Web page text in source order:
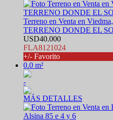
Terreno en Venta en
TERRENO DONDE EL
USD40.000
FLA8121024
+/- Favorito
0.0 m²
-
MÁS DETALLES